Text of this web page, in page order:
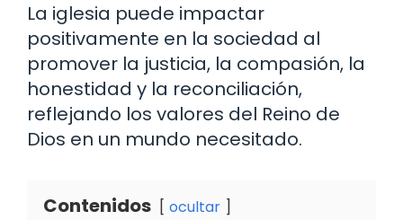
La iglesia puede impactar
positivamente en la sociedad al
promover la justicia, la compasión, la
honestidad y la reconciliación,
reflejando los valores del Reino de
Dios en un mundo necesitado.
Contenidos ocultar